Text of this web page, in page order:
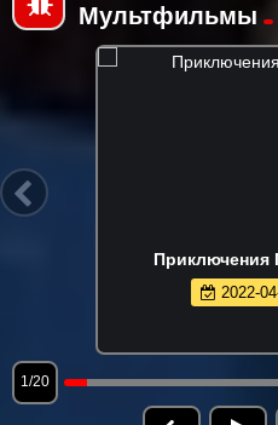
Мультфильмы
Приключения
2022-
1/20